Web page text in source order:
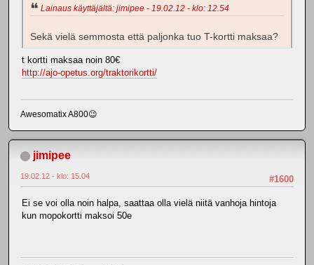
Lainaus käyttäjältä: jimipee - 19.02.12 - klo: 12.54
Sekä vielä semmosta että paljonka tuo T-kortti maksaa?
t kortti maksaa noin 80€
http://ajo-opetus.org/traktorikortti/
Awesomatix A800😉
jimipee
#1600
19.02.12 - klo: 15.04
Ei se voi olla noin halpa, saattaa olla vielä niitä vanhoja hintoja
kun mopokortti maksoi 50e